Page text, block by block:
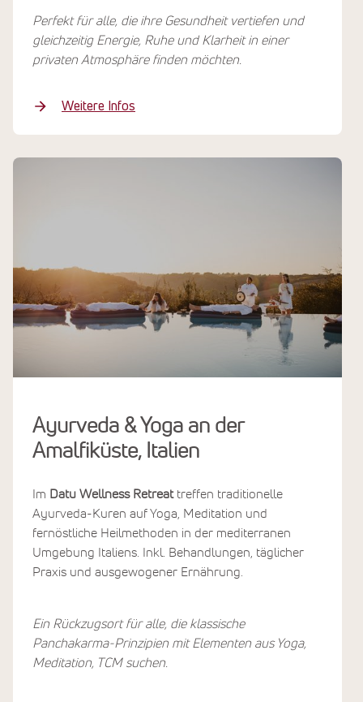
Perfekt für alle, die ihre Gesundheit vertiefen und
gleichzeitig Energie, Ruhe und Klarheit in einer
privaten Atmosphäre finden möchten.
Weitere Infos
Ayurveda & Yoga an der
Amalfiküste, Italien
Im Datu Wellness Retreattreffen traditionelle
Ayurveda-Kuren auf Yoga, Meditation und
fernöstliche Heilmethoden in der mediterranen
Umgebung Italiens. Inkl. Behandlungen, täglicher
Praxis und ausgewogener Ernährung.
Ein Rückzugsort für alle, die klassische
Panchakarma-Prinzipien mit Elementen aus Yoga,
Meditation, TCM suchen.